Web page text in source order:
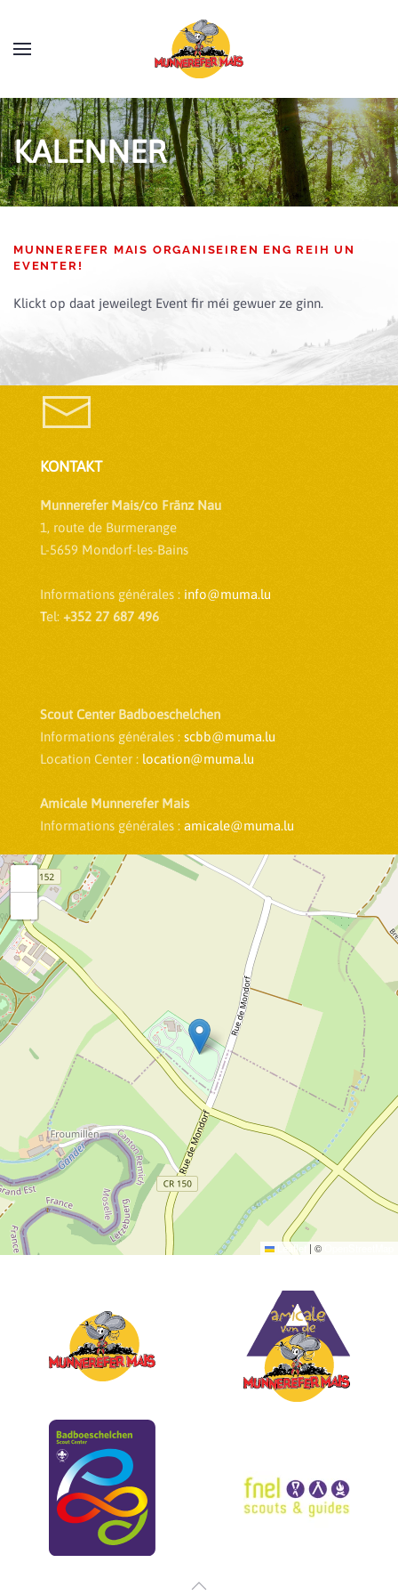
KALENNER
MUNNEREFER MAIS ORGANISEIREN ENG REIH UN
EVENTER!
Klickt op daat jeweilegt Event fir méi gewuer ze ginn.
KONTAKT
Munnerefer Mais/co Fränz Nau
1, route de Burmerange
L-5659 Mondorf-les-Bains
Informations générales : info@muma.lu
Tel: +352 27 687 496
Scout Center Badboeschelchen
Informations générales : scbb@muma.lu
Location Center : location@muma.lu
Amicale Munnerefer Mais
Informations générales : amicale@muma.lu
Leaflet | ©